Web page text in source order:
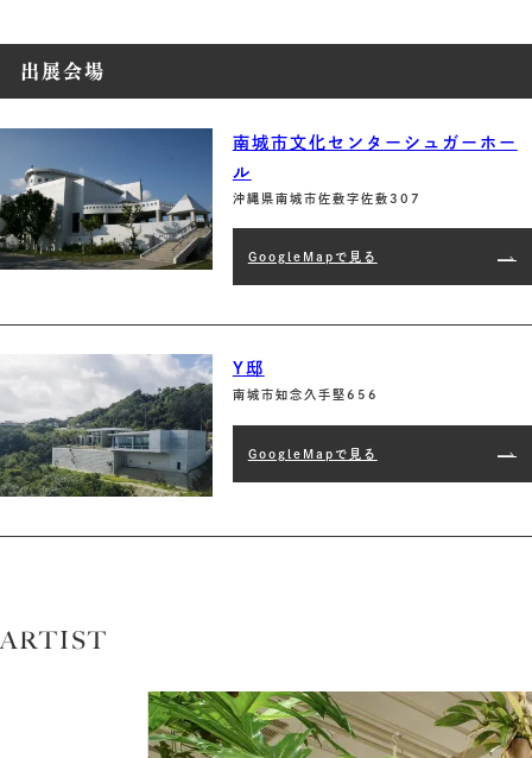
出展会場
南城市文化センターシュガーホー
ル
沖縄県南城市佐敷字佐敷307
GoogleMapで見る
Y邸
南城市知念久手堅656
GoogleMapで見る
ARTIST